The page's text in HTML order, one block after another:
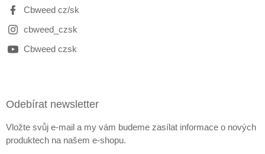
Cbweed cz/sk
cbweed_czsk
Cbweed czsk
Odebírat newsletter
Vložte svůj e-mail a my vám budeme zasílat informace o nových
produktech na našem e-shopu.